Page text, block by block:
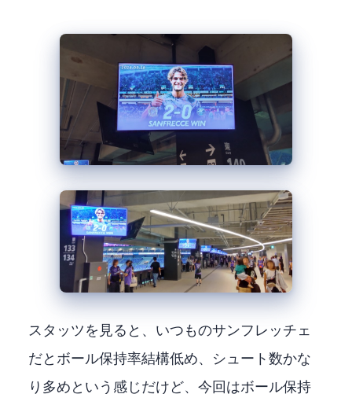
スタッツを見ると、いつものサンフレッチェ
だとボール保持率結構低め、シュート数かな
り多めという感じだけど、今回はボール保持